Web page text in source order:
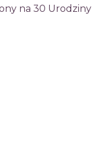
na 30 Urodziny